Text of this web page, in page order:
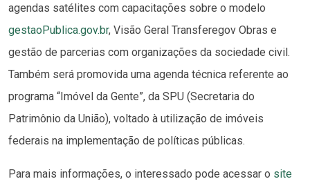
agendas satélites com capacitações sobre o modelo
gestaoPublica.gov.br, Visão Geral Transferegov Obras e
gestão de parcerias com organizações da sociedade civil.
Também será promovida uma agenda técnica referente ao
programa “Imóvel da Gente”, da SPU (Secretaria do
Patrimônio da União), voltado à utilização de imóveis
federais na implementação de políticas públicas.
Para mais informações, o interessado pode acessar o site